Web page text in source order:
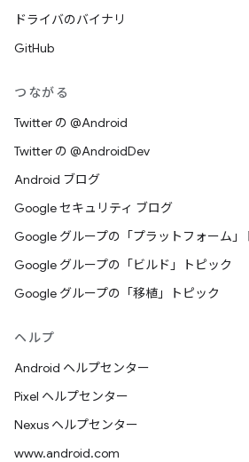
ドライバのバイナリ
GitHub
つながる
Twitter の @Android
Twitter の @AndroidDev
Android ブログ
Google セキュリティ ブログ
Google グループの「プラットフォーム」
Google グループの「ビルド」トピック
Google グループの「移植」トピック
ヘルプ
Android ヘルプセンター
Pixel ヘルプセンター
Nexus ヘルプセンター
www.android.com